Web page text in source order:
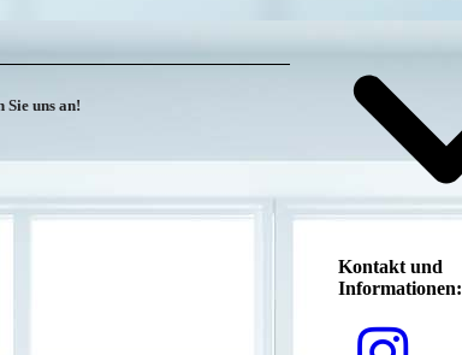
Sie uns an!
Kontakt und
Informationen: